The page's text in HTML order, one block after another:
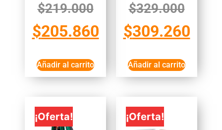
$219.000
$205.860
Añadir al carrito
$329.000
$309.260
Añadir al carrito
¡Oferta! ¡Oferta!